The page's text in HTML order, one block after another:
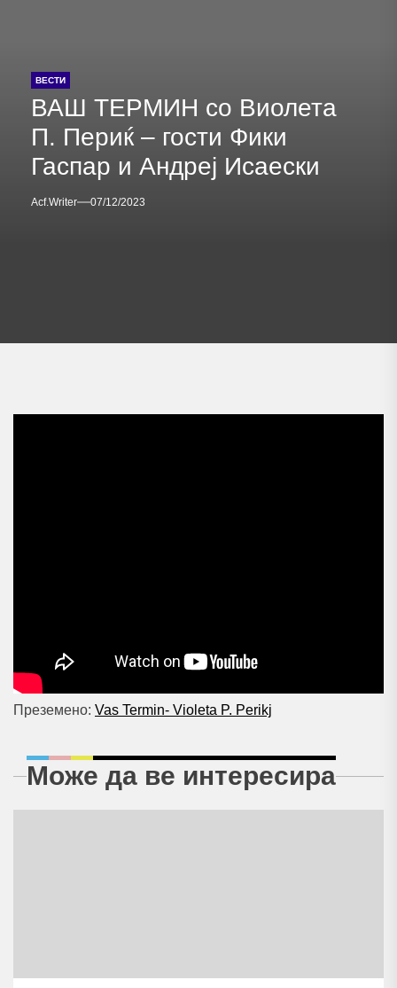
ВЕСТИ
ВАШ ТЕРМИН со Виолета
П. Периќ – гости Фики
Гаспар и Андреј Исаески
Acf.writer 07/12/2023
Преземено: Vas Termin- Violeta P. Perikj
Може да ве интересира